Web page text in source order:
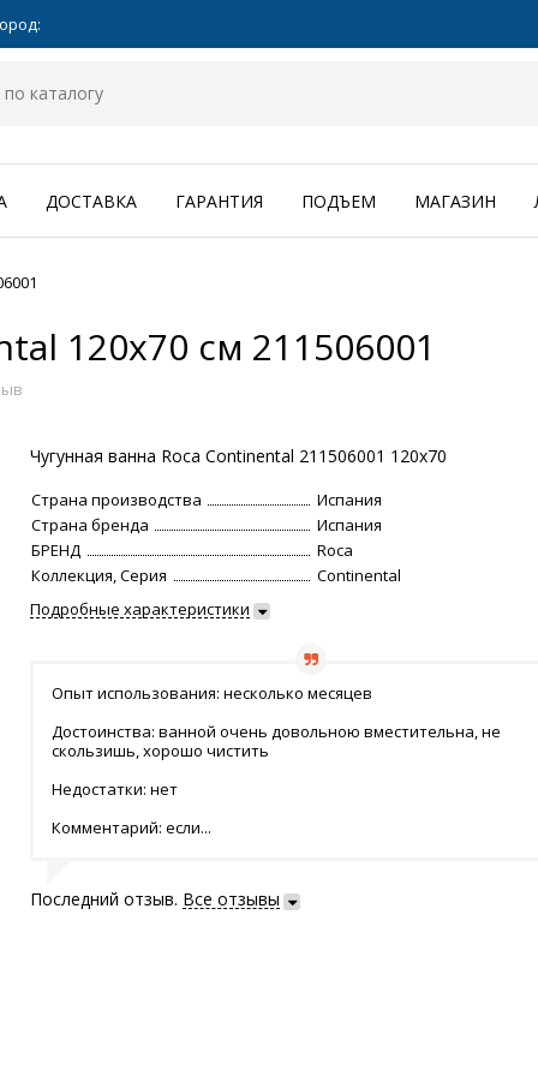
ДОСТАВКА ГАРАНТИЯ ПОДЪЕМ МАГАЗИН
120x70 см 211506001
Чугунная ванна Roca Continental 211506001 120х70
Страна производства
Испания
Страна бренда
Испания
БРЕНД
Roca
Коллекция, Серия
Continental
Подробные характеристики
Опыт использования: несколько месяцев
Достоинства: ванной очень довольною вместительна, не
скользишь, хорошо чистить
Недостатки: нет
Комментарий: если...
Последний отзыв. Все отзывы